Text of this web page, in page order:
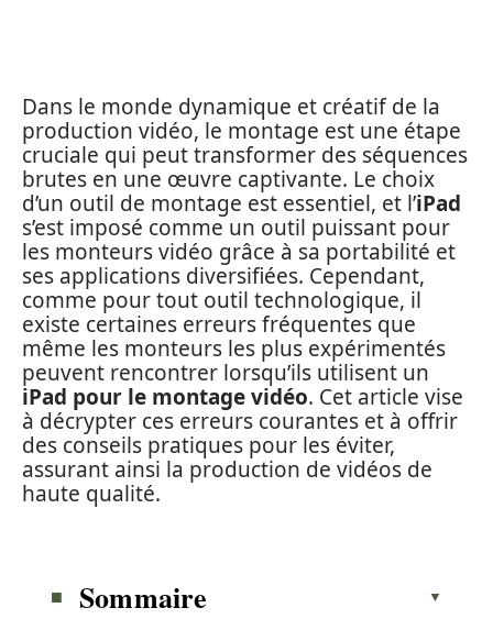
Dans le monde dynamique et créatif de la
production vidéo, le montage est une étape
cruciale qui peut transformer des séquences
brutes en une œuvre captivante. Le choix
d’un outil de montage est essentiel, et l’iPad
s’est imposé comme un outil puissant pour
les monteurs vidéo grâce à sa portabilité et
ses applications diversifiées. Cependant,
comme pour tout outil technologique, il
existe certaines erreurs fréquentes que
même les monteurs les plus expérimentés
peuvent rencontrer lorsqu’ils utilisent un
iPad pour le montage vidéo. Cet article vise
à décrypter ces erreurs courantes et à offrir
des conseils pratiques pour les éviter,
assurant ainsi la production de vidéos de
haute qualité.
Sommaire